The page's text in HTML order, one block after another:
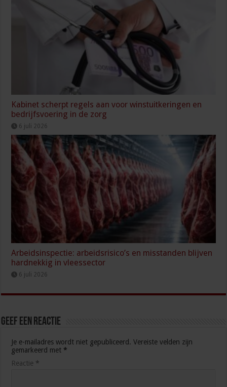
Kabinet scherpt regels aan voor winstuitkeringen en
bedrijfsvoering in de zorg
6 juli 2026
Arbeidsinspectie: arbeidsrisico’s en misstanden blijven
hardnekkig in vleessector
6 juli 2026
Geef een reactie
Je e-mailadres wordt niet gepubliceerd. Vereiste velden zijn
gemarkeerd met *
Reactie *